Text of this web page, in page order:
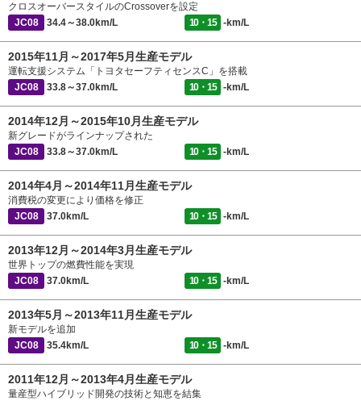
クロスオーバースタイルのCrossoverを設定
JC08
34.4～38.0km/L 10・15 -km/L
2015年11月～2017年5月生産モデル
運転支援システム「トヨタセーフティセンスC」を搭載
JC08
33.8～37.0km/L 10・15 -km/L
2014年12月～2015年10月生産モデル
新グレードがラインナップされた
JC08
33.8～37.0km/L 10・15 -km/L
2014年4月～2014年11月生産モデル
消費税の変更により価格を修正
JC08
37.0km/L 10・15 -km/L
2013年12月～2014年3月生産モデル
世界トップの燃費性能を実現
JC08
37.0km/L 10・15 -km/L
2013年5月～2013年11月生産モデル
新モデルを追加
JC08
35.4km/L 10・15 -km/L
2011年12月～2013年4月生産モデル
量産型ハイブリッド開発の技術と知恵を結集